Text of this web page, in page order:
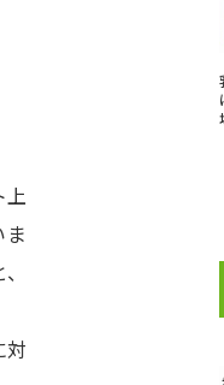
ケジュールを立てよう
新生活お役立
問発見
問発見
学問分野解
上
対